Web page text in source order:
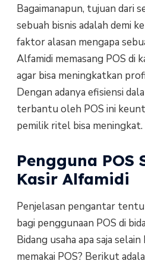
Bagaimanapun, tujuan dari
sebuah bisnis adalah demi
faktor alasan mengapa
Alfamidi memasang POS di
agar bisa meningkatkan
Dengan adanya efisiensi
terbantu oleh POS ini
pemilik ritel bisa meningkat.
Pengguna POS
Kasir Alfamidi
Penjelasan pengantar tentu
bagi penggunaan POS di
Bidang usaha apa saja
memakai POS? Berikut